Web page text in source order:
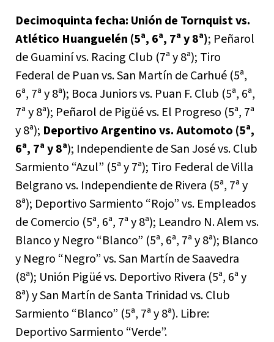
Decimoquinta fecha: Unión de Tornquist vs.
Atlético Huanguelén (5ª, 6ª, 7ª y 8ª); Peñarol
de Guaminí vs. Racing Club (7ª y 8ª); Tiro
Federal de Puan vs. San Martín de Carhué (5ª,
6ª, 7ª y 8ª); Boca Juniors vs. Puan F. Club (5ª, 6ª,
7ª y 8ª); Peñarol de Pigüé vs. El Progreso (5ª, 7ª
y 8ª); Deportivo Argentino vs. Automoto (5ª,
6ª, 7ª y 8ª); Independiente de San José vs. Club
Sarmiento “Azul” (5ª y 7ª); Tiro Federal de Villa
Belgrano vs. Independiente de Rivera (5ª, 7ª y
8ª); Deportivo Sarmiento “Rojo” vs. Empleados
de Comercio (5ª, 6ª, 7ª y 8ª); Leandro N. Alem vs.
Blanco y Negro “Blanco” (5ª, 6ª, 7ª y 8ª); Blanco
y Negro “Negro” vs. San Martín de Saavedra
(8ª); Unión Pigüé vs. Deportivo Rivera (5ª, 6ª y
8ª) y San Martín de Santa Trinidad vs. Club
Sarmiento “Blanco” (5ª, 7ª y 8ª). Libre:
Deportivo Sarmiento “Verde”.